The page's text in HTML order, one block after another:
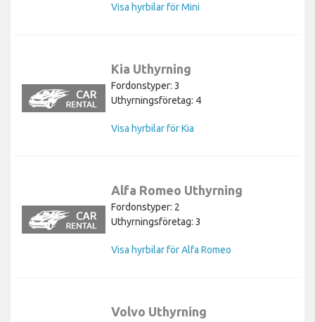
Visa hyrbilar för Mini
Kia Uthyrning
Fordonstyper: 3
Uthyrningsföretag: 4
Visa hyrbilar för Kia
Alfa Romeo Uthyrning
Fordonstyper: 2
Uthyrningsföretag: 3
Visa hyrbilar för Alfa Romeo
Volvo Uthyrning